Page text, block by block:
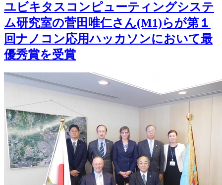
ユビキタスコンピューティングシステ
ム研究室の菅田唯仁さん(M1)らが第１
回ナノコン応用ハッカソンにおいて最
優秀賞を受賞